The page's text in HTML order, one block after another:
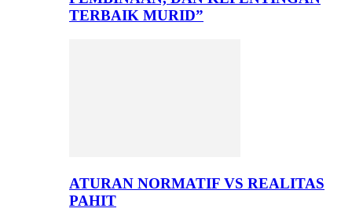
TERBAIK MURID”
ATURAN NORMATIF VS REALITAS
PAHIT